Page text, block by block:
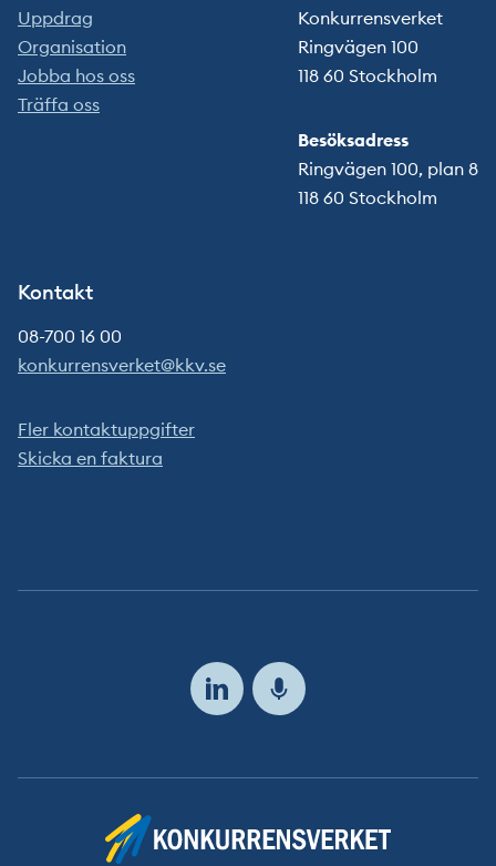
Uppdrag
Organisation
Jobba hos oss
Träffa oss
Konkurrensverket
Ringvägen 100
118 60 Stockholm
Besöksadress
Ringvägen 100, plan 8
118 60 Stockholm
Kontakt
08-700 16 00
konkurrensverket@kkv.se
Fler kontaktuppgifter
Skicka en faktura
Följ
oss